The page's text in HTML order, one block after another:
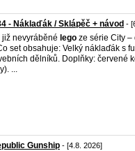
- Náklaďák / Sklápěč + návod -
již nevyráběné lego ze série City –
set obsahuje: Velký náklaďák s
dělníků. Doplňky: červené
...
Gunship - [4.8. 2026]